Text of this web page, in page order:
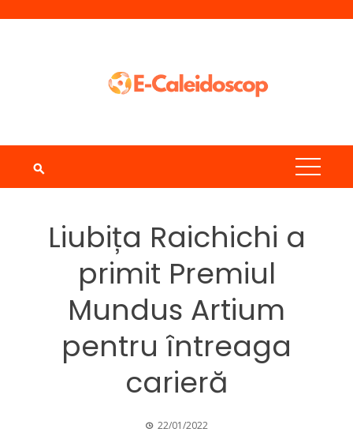
Liubița Raichichi a
primit Premiul
Mundus Artium
pentru întreaga
carieră
22/01/2022